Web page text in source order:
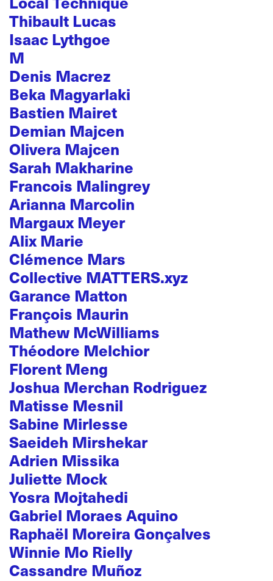
Thibault Lucas
Isaac Lythgoe
M
Denis Macrez
Beka Magyarlaki
Bastien Mairet
Demian Majcen
Olivera Majcen
Sarah Makharine
Francois Malingrey
Arianna Marcolin
Margaux Meyer
Alix Marie
Clémence Mars
Collective MATTERS.xyz
Garance Matton
François Maurin
Mathew McWilliams
Théodore Melchior
Florent Meng
Joshua Merchan Rodriguez
Matisse Mesnil
Sabine Mirlesse
Saeideh Mirshekar
Adrien Missika
Juliette Mock
Yosra Mojtahedi
Gabriel Moraes Aquino
Raphaël Moreira Gonçalves
Winnie Mo Rielly
Cassandre Muñoz